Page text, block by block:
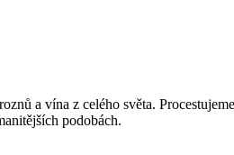
a vína z celého světa.
podobách.